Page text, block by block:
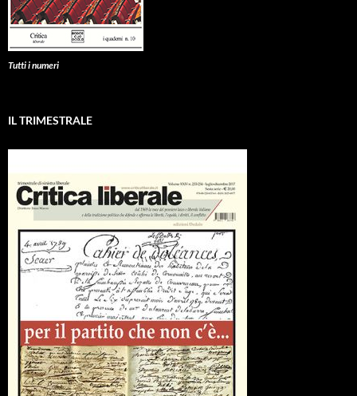
Tutti i numeri
IL TRIMESTRALE